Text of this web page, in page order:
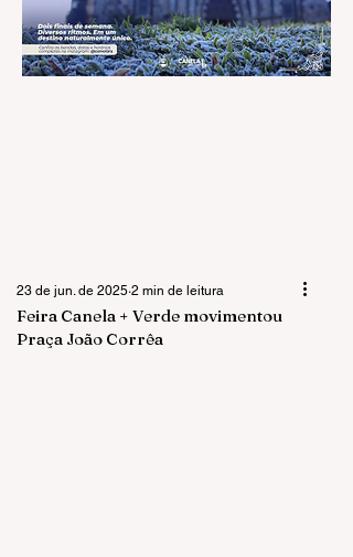
Feira Canela + Verde movimentou
Praça João Corrêa
23 de jun. de 2025 2 min de leitura